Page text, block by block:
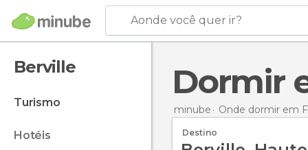
Aonde você quer ir?
Berville
turismo
hotéis
minube Onde dormir em
Destino